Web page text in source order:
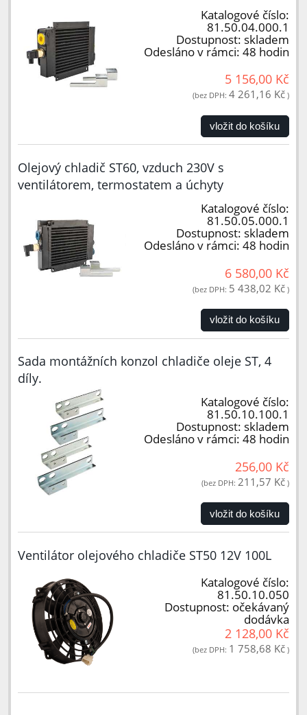
Katalogové číslo:
81.50.04.000.1
Dostupnost: skladem
Odesláno v rámci: 48 hodin
5 156,00 Kč
(bez DPH: 4 261,16 Kč )
vložit do košíku
Olejový chladič ST60, vzduch 230V s
ventilátorem, termostatem a úchyty
Katalogové číslo:
81.50.05.000.1
Dostupnost: skladem
Odesláno v rámci: 48 hodin
6 580,00 Kč
(bez DPH: 5 438,02 Kč )
vložit do košíku
Sada montážních konzol chladiče oleje ST, 4
díly.
Katalogové číslo:
81.50.10.100.1
Dostupnost: skladem
Odesláno v rámci: 48 hodin
256,00 Kč
(bez DPH: 211,57 Kč )
vložit do košíku
Ventilátor olejového chladiče ST50 12V 100L
Katalogové číslo:
81.50.10.050
Dostupnost: očekávaný
dodávka
2 128,00 Kč
(bez DPH: 1 758,68 Kč )